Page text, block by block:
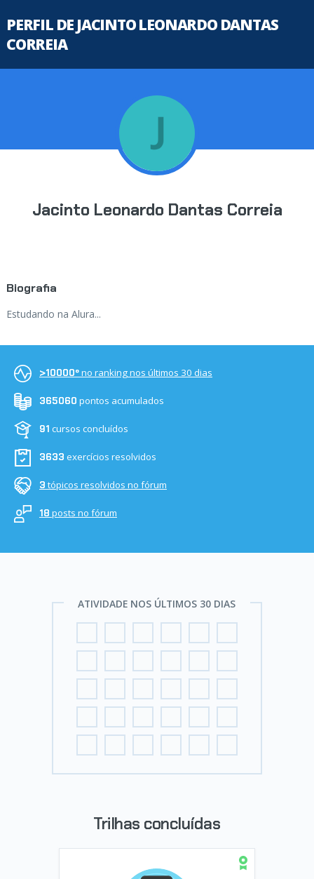
PERFIL DE JACINTO LEONARDO DANTAS
CORREIA
Jacinto Leonardo Dantas Correia
Biografia
Estudando na Alura...
>10000ºno ranking nos últimos 30 dias
365060 pontos acumulados
91 cursos concluídos
3633 exercícios resolvidos
3 tópicos resolvidos no fórum
18 posts no fórum
ATIVIDADE NOS ÚLTIMOS 30 DIAS
Trilhas concluídas